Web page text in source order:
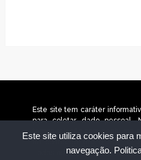
Este site utiliza cookies para
navegação.
Este site tem caráter
para coletar dado pessoal.
temos relação com nenhuma
no conteúdo deste site. ©
Todos os direitos reservados.